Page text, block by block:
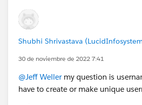
Shubhi Shrivastava
30 de noviembre de 2022 7:41
@Jeff Wellermy question is
have to create or make unique